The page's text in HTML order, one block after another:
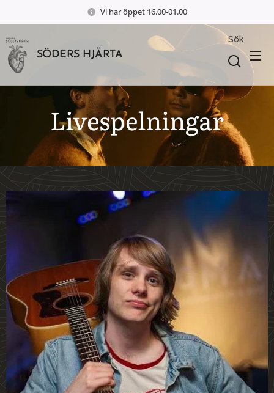
Vi har öppet 16.00-01.00
SÖDERS HJÄRTA
Sök
Livespelningar